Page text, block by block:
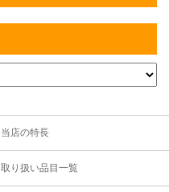
当店の特長
取り扱い品目一覧